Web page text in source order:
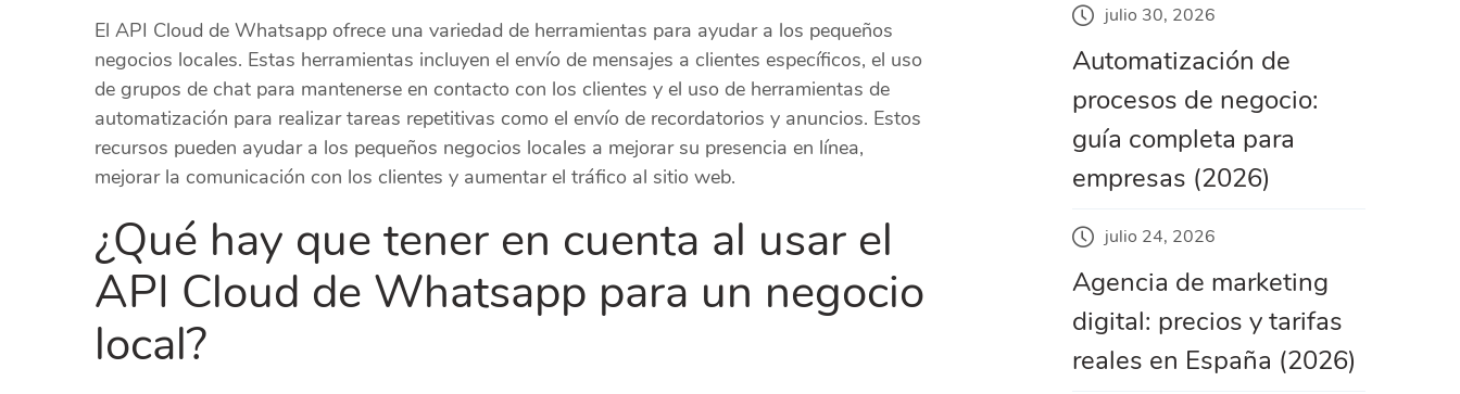
El API Cloud de Whatsapp ofrece una variedad de herramientas para ayudar a los pequeños
negocios locales. Estas herramientas incluyen el envío de mensajes a clientes específicos, el uso
de grupos de chat para mantenerse en contacto con los clientes y el uso de herramientas de
automatización para realizar tareas repetitivas como el envío de recordatorios y anuncios. Estos
recursos pueden ayudar a los pequeños negocios locales a mejorar su presencia en línea,
mejorar la comunicación con los clientes y aumentar el tráfico al sitio web.
¿Qué hay que tener en cuenta al usar el
API Cloud de Whatsapp para un negocio
local?
julio 30, 2026
Automatización de
procesos de negocio:
guía completa para
empresas (2026)
julio 24, 2026
Agencia de marketing
digital: precios y tarifas
reales en España (2026)